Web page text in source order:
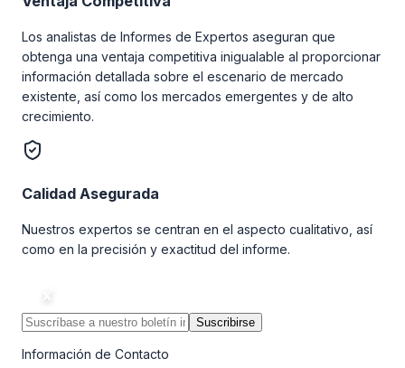
Los analistas de Informes de Expertos aseguran que
obtenga una ventaja competitiva inigualable al proporcionar
información detallada sobre el escenario de mercado
existente, así como los mercados emergentes y de alto
crecimiento.
Calidad Asegurada
Nuestros expertos se centran en el aspecto cualitativo, así
como en la precisión y exactitud del informe.
Suscribirse
Información de Contacto